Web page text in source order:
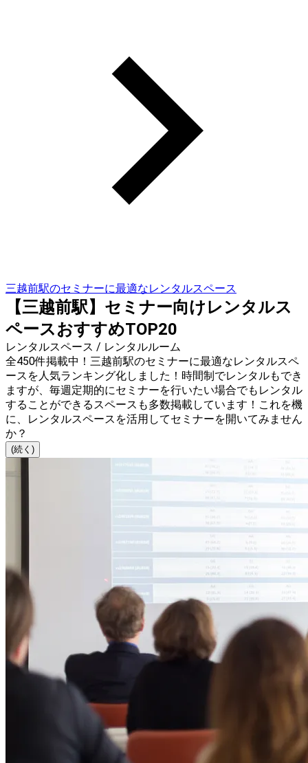
三越前駅のセミナーに最適なレンタルスペース
【三越前駅】セミナー向けレンタルス
ペースおすすめTOP20
レンタルスペース / レンタルルーム
全450件掲載中！三越前駅のセミナーに最適なレンタルスペ
ースを人気ランキング化しました！時間制でレンタルもでき
ますが、毎週定期的にセミナーを行いたい場合でもレンタル
することができるスペースも多数掲載しています！これを機
に、レンタルスペースを活用してセミナーを開いてみません
か？
(続く)